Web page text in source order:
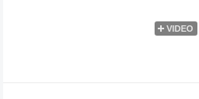
VIDEO